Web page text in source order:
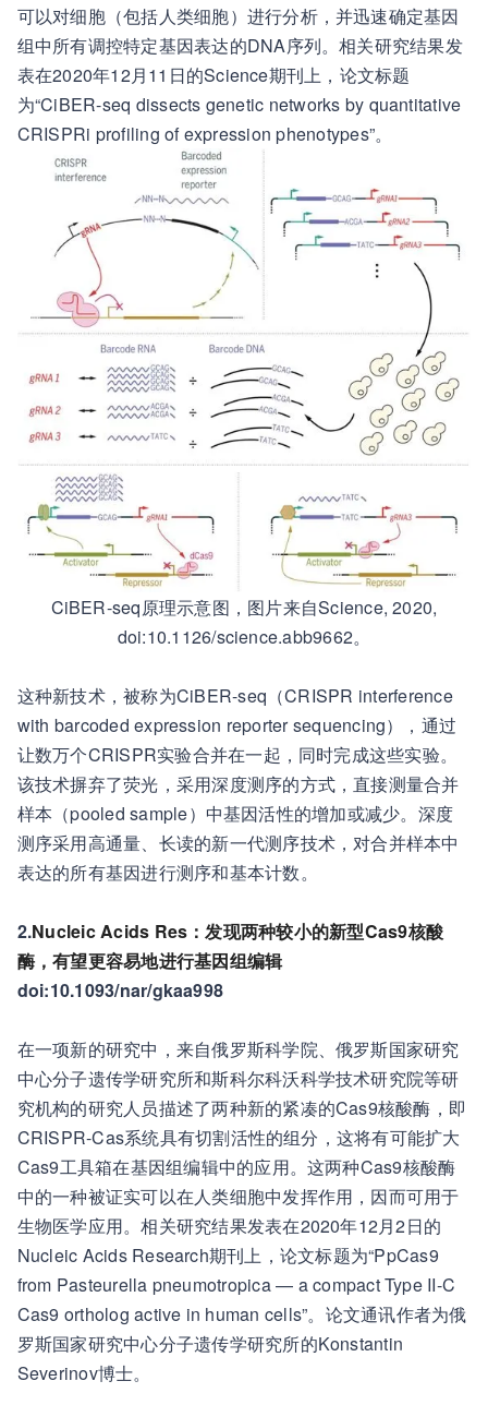
可以对细胞（包括人类细胞）进行分析，并迅速确定基因
组中所有调控特定基因表达的DNA序列。相关研究结果发
表在2020年12月11日的Science期刊上，论文标题
为“CiBER-seq dissects genetic networks by quantitative
CRISPRi profiling of expression phenotypes”。
CiBER-seq原理示意图，图片来自Science, 2020,
doi:10.1126/science.abb9662。
这种新技术，被称为CiBER-seq（CRISPR interference
with barcoded expression reporter sequencing），通过
让数万个CRISPR实验合并在一起，同时完成这些实验。
该技术摒弃了荧光，采用深度测序的方式，直接测量合并
样本（pooled sample）中基因活性的增加或减少。深度
测序采用高通量、长读的新一代测序技术，对合并样本中
表达的所有基因进行测序和基本计数。
2.Nucleic Acids Res：发现两种较小的新型Cas9核酸
酶，有望更容易地进行基因组编辑
doi:10.1093/nar/gkaa998
在一项新的研究中，来自俄罗斯科学院、俄罗斯国家研究
中心分子遗传学研究所和斯科尔科沃科学技术研究院等研
究机构的研究人员描述了两种新的紧凑的Cas9核酸酶，即
CRISPR-Cas系统具有切割活性的组分，这将有可能扩大
Cas9工具箱在基因组编辑中的应用。这两种Cas9核酸酶
中的一种被证实可以在人类细胞中发挥作用，因而可用于
生物医学应用。相关研究结果发表在2020年12月2日的
Nucleic Acids Research期刊上，论文标题为“PpCas9
from Pasteurella pneumotropica — a compact Type II-C
Cas9 ortholog active in human cells”。论文通讯作者为俄
罗斯国家研究中心分子遗传学研究所的Konstantin
Severinov博士。